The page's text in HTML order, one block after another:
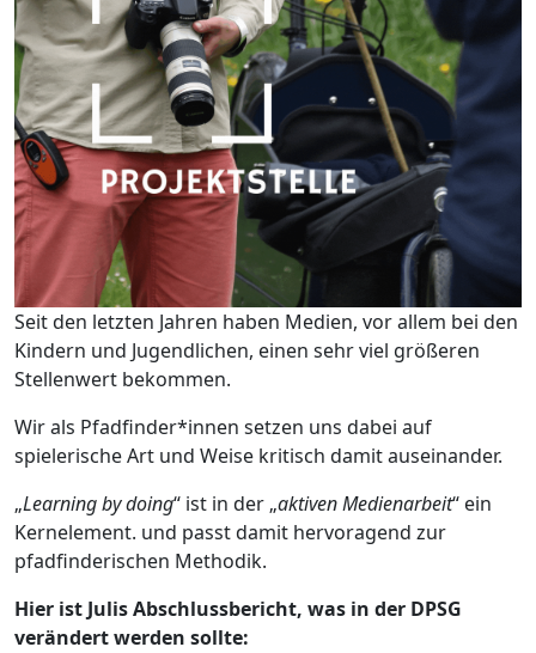
Seit den letzten Jahren haben Medien, vor allem bei den
Kindern und Jugendlichen, einen sehr viel größeren
Stellenwert bekommen.
Wir als Pfadfinder*innen setzen uns dabei auf
spielerische Art und Weise kritisch damit auseinander.
„Learning by doing“ ist in der „aktiven Medienarbeit“ ein
Kernelement. und passt damit hervoragend zur
pfadfinderischen Methodik.
Hier ist Julis Abschlussbericht, was in der DPSG
verändert werden sollte: